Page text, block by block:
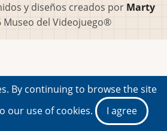
y diseños creados por Marty
Museo del Videojuego®
By continuing to browse the site
our use of cookies.
I agree